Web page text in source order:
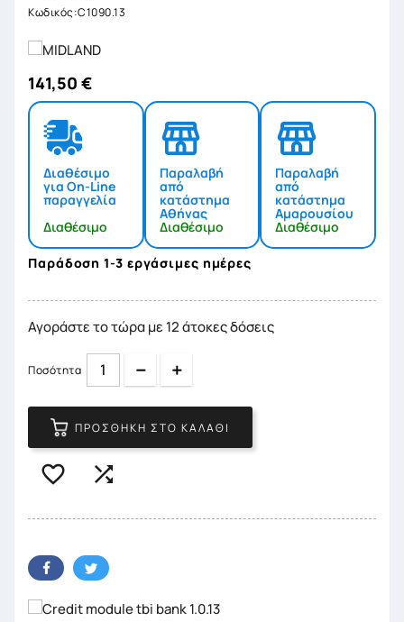
Κωδικός:C1090.13
141,50 €
Διαθέσιμο
για On-Line
παραγγελία
Διαθέσιμο
Παραλαβή
από
κατάστημα
Αθήνας
Διαθέσιμο
Παραλαβή
από
κατάστημα
Αμαρουσίου
Διαθέσιμο
Παράδοση 1-3 εργάσιμες ημέρες
Αγοράστε το τώρα με 12 άτοκες δόσεις
Ποσότητα Quantity
ΠΡΟΣΘΉΚΗ ΣΤΟ ΚΑΛΆΘΙ
 